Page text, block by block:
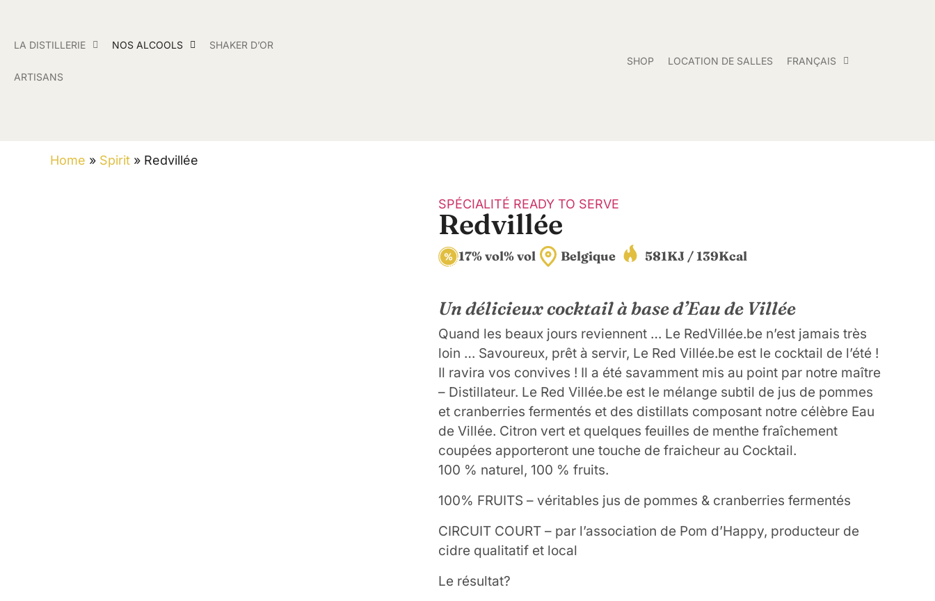
LA DISTILLERIE NOS ALCOOLS SHAKER D’OR
ARTISANS
SHOP LOCATION DE SALLES FRANÇAIS
Home » Spirit » Redvillée
SPÉCIALITÉ READY TO SERVE
Redvillée
17% vol% vol Belgique 581KJ / 139Kcal
Un délicieux cocktail à base d’Eau de Villée
Quand les beaux jours reviennent … Le RedVillée.be n’est jamais très
loin … Savoureux, prêt à servir, Le Red Villée.be est le cocktail de l’été !
Il ravira vos convives ! Il a été savamment mis au point par notre maître
– Distillateur. Le Red Villée.be est le mélange subtil de jus de pommes
et cranberries fermentés et des distillats composant notre célèbre Eau
de Villée. Citron vert et quelques feuilles de menthe fraîchement
coupées apporteront une touche de fraicheur au Cocktail.
100 % naturel, 100 % fruits.
100% FRUITS – véritables jus de pommes & cranberries fermentés
CIRCUIT COURT – par l’association de Pom d’Happy, producteur de
cidre qualitatif et local
Le résultat?